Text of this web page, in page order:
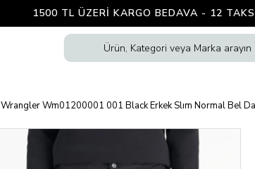
1500 TL ÜZERI KARGO BEDAVA - 12
Wrangler Wm01200001 001 Black Erkek Slım Normal Bel